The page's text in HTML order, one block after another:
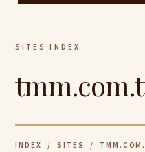
SITES INDEX
INDEX / SITES /